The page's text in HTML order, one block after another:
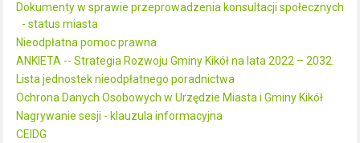
Dokumenty w sprawie przeprowadzenia konsultacji społecznych
- status miasta
Nieodpłatna pomoc prawna
ANKIETA -- Strategia Rozwoju Gminy Kikół na lata 2022 – 2032.
Lista jednostek nieodpłatnego poradnictwa
Ochrona Danych Osobowych w Urzędzie Miasta i Gminy Kikół
Nagrywanie sesji - klauzula informacyjna
CEIDG